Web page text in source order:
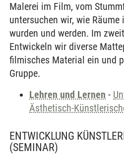
Malerei im Film, vom
untersuchen wir, wie
wurden und werden. Im
Entwickeln wir diverse
filmisches Material ein und
Gruppe.
Lehren und Lernen -
Ästhetisch-
ENTWICKLUNG
(SEMINAR)